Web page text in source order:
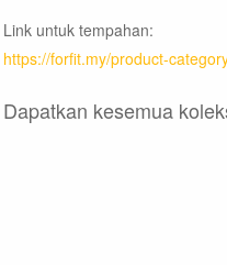
Link untuk tempahan:
https://forfit.my/product-
Dapatkan kesemua